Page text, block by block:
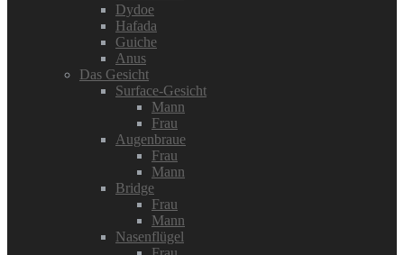
Dydoe
Hafada
Guiche
Anus
Das Gesicht
Surface-Gesicht
Mann
Frau
Augenbraue
Frau
Mann
Bridge
Frau
Mann
Nasenflügel